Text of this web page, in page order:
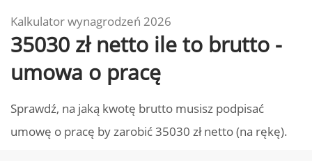
Kalkulator wynagrodzeń 2026
35030 zł netto ile to brutto -
umowa o pracę
Sprawdź, na jaką kwotę brutto musisz podpisać
umowę o pracę by zarobić 35030 zł netto (na rękę).